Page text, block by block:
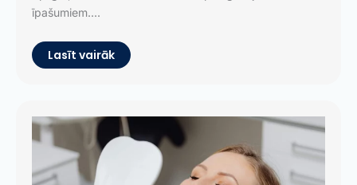
īpašumiem....
Lasīt vairāk